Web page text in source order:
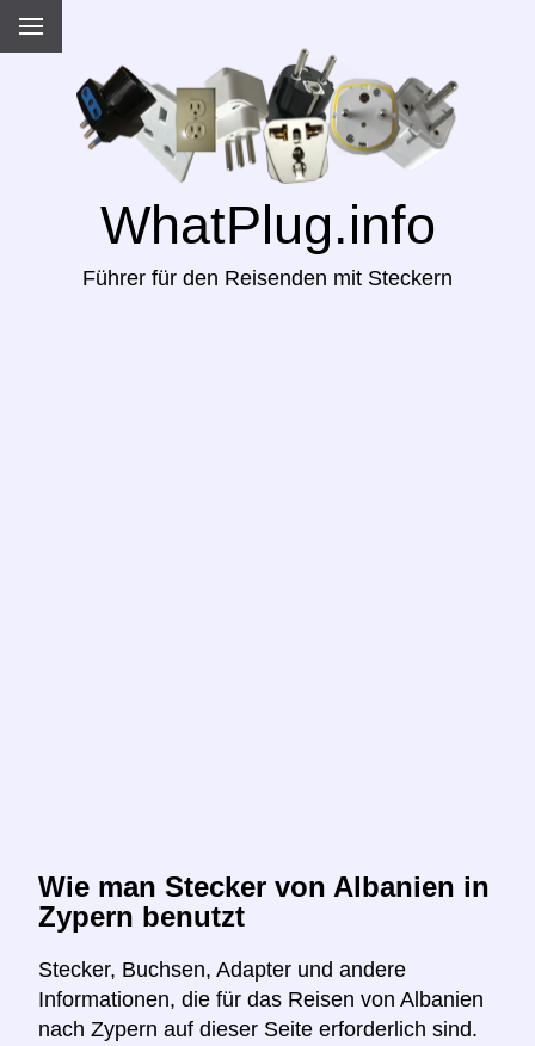
WhatPlug.info
Führer für den Reisenden mit Steckern
Wie man Stecker von Albanien in
Zypern benutzt
Stecker, Buchsen, Adapter und andere
Informationen, die für das Reisen von Albanien
nach Zypern auf dieser Seite erforderlich sind.